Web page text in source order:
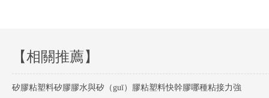
【相關推薦】
矽膠粘塑料矽膠膠水與矽（guī）膠粘塑料快幹膠哪種粘接力強